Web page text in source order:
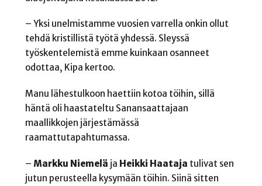
– Yksi unelmistamme vuosien varrella onkin ollut
tehdä kristillistä työtä yhdessä. Sleyssä
työskentelemistä emme kuinkaan osanneet
odottaa, Kipa kertoo.
Manu lähestulkoon haettiin kotoa töihin, sillä
häntä oli haastateltu Sanansaattajaan
maallikkojen järjestämässä
raamattutapahtumassa.
– Markku Niemelä ja Heikki Haataja tulivat sen
jutun perusteella kysymään töihin. Siinä sitten